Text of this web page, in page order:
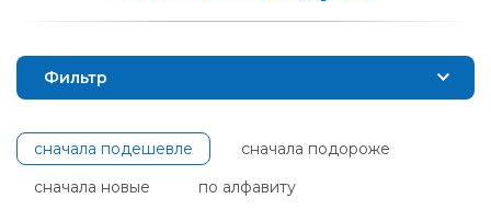
Фильтр
сначала подешевле
сначала подороже
сначала новые
по алфавиту